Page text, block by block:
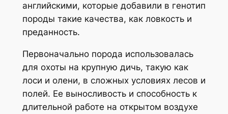
английскими, которые добавили в генотип
породы такие качества, как ловкость и
преданность.
Первоначально порода использовалась
для охоты на крупную дичь, такую как
лоси и олени, в сложных условиях лесов и
полей. Ее выносливость и способность к
длительной работе на открытом воздухе